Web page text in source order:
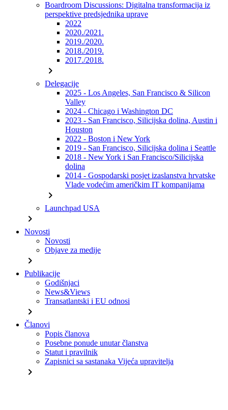
Boardroom Discussions: Digitalna transformacija iz
perspektive predsjednika uprave
2022
2020./2021.
2019./2020.
2018./2019.
2017./2018.
chevron_right
Delegacije
2025 - Los Angeles, San Francisco & Silicon
Valley
2024 - Chicago i Washington DC
2023 - San Francisco, Silicijska dolina, Austin i
Houston
2022 - Boston i New York
2019 - San Francisco, Silicijska dolina i Seattle
2018 - New York i San Francisco/Silicijska
dolina
2014 - Gospodarski posjet izaslanstva hrvatske
Vlade vodećim američkim IT kompanijama
chevron_right
Launchpad USA
chevron_right
Novosti
Novosti
Objave za medije
chevron_right
Publikacije
Godišnjaci
News&Views
Transatlantski i EU odnosi
chevron_right
Članovi
Popis članova
Posebne ponude unutar članstva
Statut i pravilnik
Zapisnici sa sastanaka Vijeća upravitelja
chevron_right